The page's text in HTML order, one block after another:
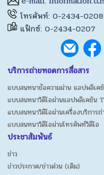
โทรศัพท์: 0-2434-
แฟ็กซ์: 0-2434-0207
บริการถ่ายทอดการสื่อสาร
แบบสนทนาข้อความผ่าน แอปพลิเ
แบบสนทนาวิดีโอผ่านแอปพลิเคชัน
แบบสนทนาวิดีโอผ่านเครื่องบริการ
แบบสนทนาวิดีโอผ่านโทรศัพท์วิดีโอ
ประชาสัมพันธ์
ข่าว
ข่าวประกาศ/ข่าวด่วน (เดิม)